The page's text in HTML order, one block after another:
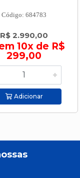
Código: 684783
R$ 2.990,00
10x de R$
299,00
Adicionar